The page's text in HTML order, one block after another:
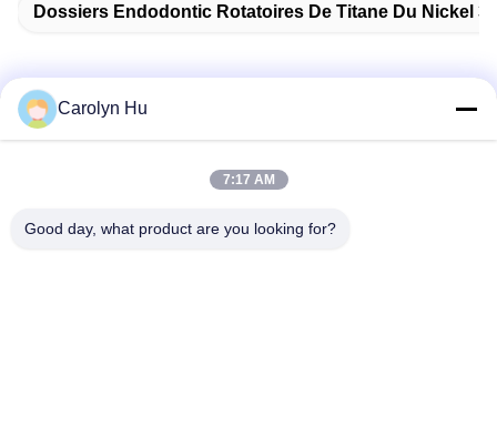
Dossiers Endodontic Rotatoires De Titane Du Nickel
No. 2204, bâtiment A, avenue AUX. de la place No.666
Carolyn Hu
7:17 AM
Good day, what product are you looking for?